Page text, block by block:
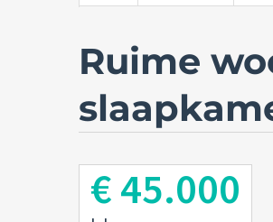
Ruime
€ 45.000